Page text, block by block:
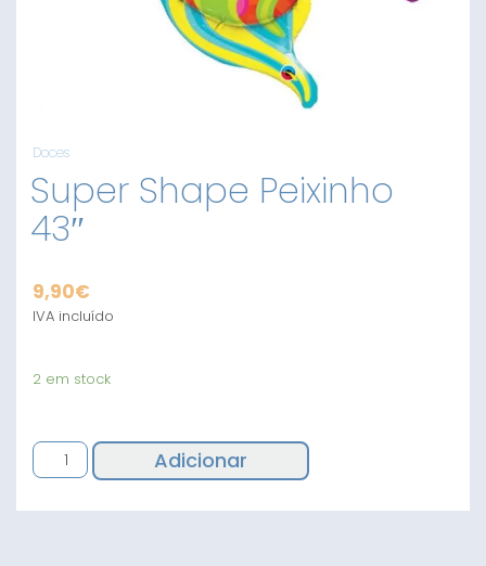
Doces
Super Shape Peixinho
43″
9,90€
IVA incluído
2 em stock
Quantidade
de
Shape
Adicionar